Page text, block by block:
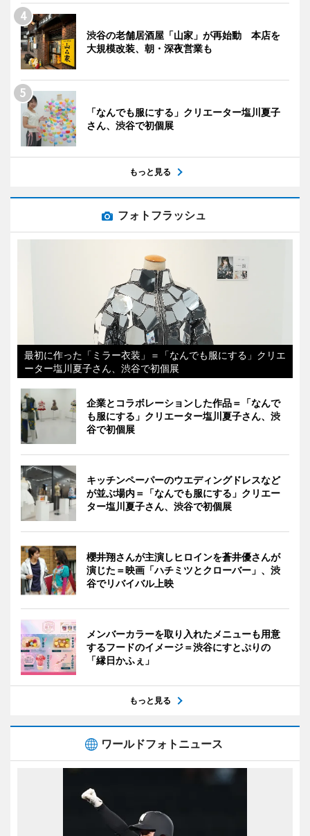
渋谷の老舗居酒屋「山家」が再始動 本店を
大規模改装、朝・深夜営業も
「なんでも服にする」クリエーター塩川夏子
さん、渋谷で初個展
もっと見る
フォトフラッシュ
最初に作った「ミラー衣装」＝「なんでも服にする」クリエ
ーター塩川夏子さん、渋谷で初個展
企業とコラボレーションした作品＝「なんで
も服にする」クリエーター塩川夏子さん、渋
谷で初個展
キッチンペーパーのウエディングドレスなど
が並ぶ場内＝「なんでも服にする」クリエー
ター塩川夏子さん、渋谷で初個展
櫻井翔さんが主演しヒロインを蒼井優さんが
演じた＝映画「ハチミツとクローバー」、渋
谷でリバイバル上映
メンバーカラーを取り入れたメニューも用意
するフードのイメージ＝渋谷にすとぷりの
「縁日かふぇ」
もっと見る
ワールドフォトニュース